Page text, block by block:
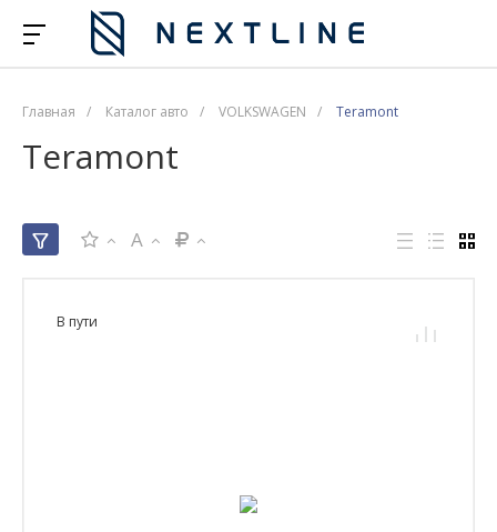
Главная / Каталог авто / VOLKSWAGEN / Teramont
Teramont
A
В пути